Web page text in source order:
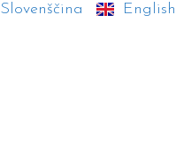
Slovenščina English